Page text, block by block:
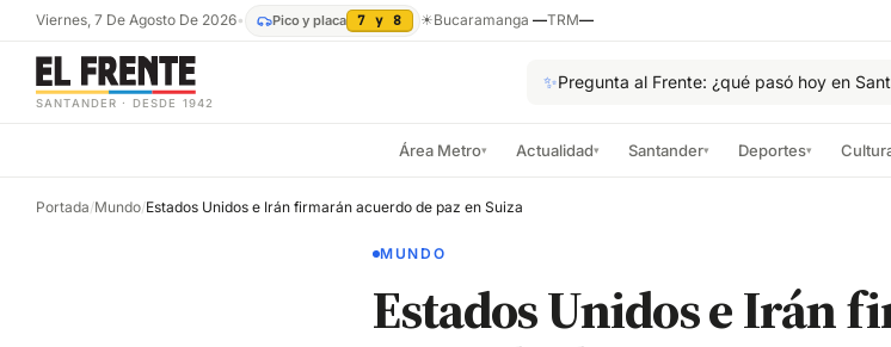
Viernes, 7 De Agosto De 2026• Pico y placa 7 y 8 ☀Bucaramanga —TRM—
SANTANDER · DESDE 1942
✨Pregunta al Frente: ¿qué pasó hoy en
Área Metro▾ Actualidad▾ Santander▾ Deportes▾
Portada/Mundo/Estados Unidos e Irán firmarán acuerdo de paz en Suiza
MUNDO
Estados Unidos e Irán